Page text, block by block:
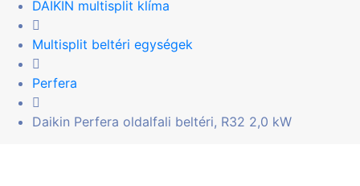
DAIKIN multisplit klíma
Multisplit beltéri egységek
Perfera
Daikin Perfera oldalfali beltéri, R32 2,0 kW